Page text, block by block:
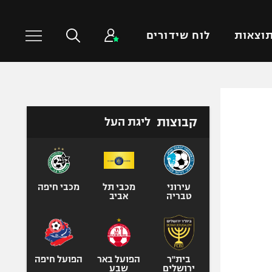
תוצאות לוח שידורים
טניס
כדורעף
ספורט אולימפי
קבוצות ליגת העל
עירוני
טבריה
מכבי תל
אביב
מכבי חיפה
בית"ר
ירושלים
הפועל באר
שבע
הפועל חיפה